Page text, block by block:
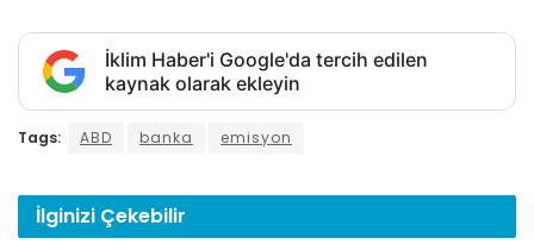
İklim Haber'i Google'da tercih edilen
kaynak olarak ekleyin
Tags: ABD banka emisyon
İlginizi Çekebilir